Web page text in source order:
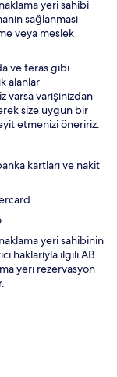
yeri sahibi
sağlanması
veya meslek
ve teras gibi
alanlar
varışınızdan
size uygun bir
etmenizi öneririz.
kartları ve nakit
yeri sahibinin
haklarıyla ilgili AB
yeri rezervasyon